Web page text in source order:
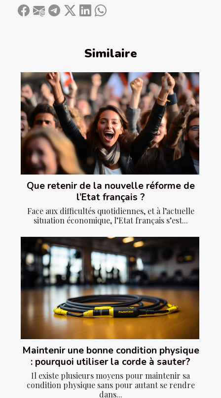
Similaire
Que retenir de la nouvelle réforme de
l’Etat français ?
Face aux difficultés quotidiennes, et à l’actuelle
situation économique, l’Etat français s’est...
Maintenir une bonne condition physique
: pourquoi utiliser la corde à sauter?
Il existe plusieurs moyens pour maintenir sa
condition physique sans pour autant se rendre
dans...